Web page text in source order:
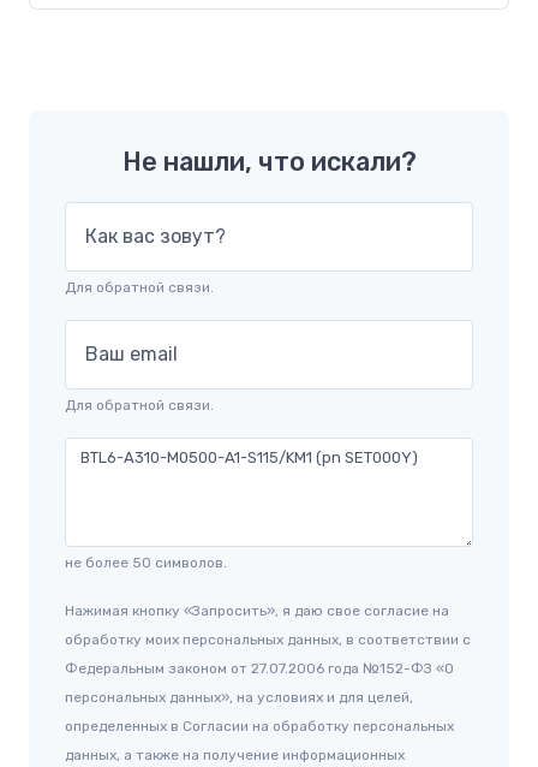
Не нашли, что искали?
Как вас зовут?
Для обратной связи.
Ваш email
Для обратной связи.
не более 50 символов.
Нажимая кнопку «Запросить», я даю свое согласие на
обработку моих персональных данных, в соответствии с
Федеральным законом от 27.07.2006 года №152-ФЗ «О
персональных данных», на условиях и для целей,
определенных в Согласии на обработку персональных
данных, а также на получение информационных